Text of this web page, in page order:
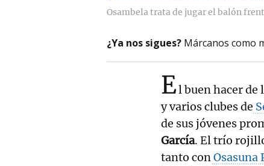
Osambela trata de jugar el balón
¿Ya nos sigues? Márcanos como
El buen hacer de
y varios clubes de
de sus jóvenes
García. El trío
tanto conOsasuna